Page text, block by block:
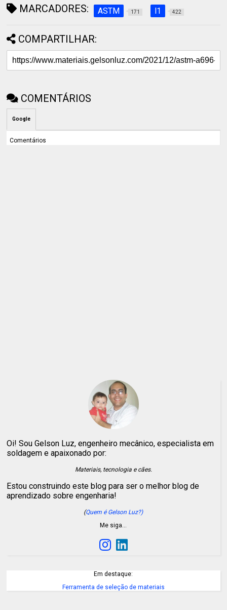
MARCADORES: ASTM 171 l1 422
COMPARTILHAR:
COMENTÁRIOS
Google
Comentários
Oi! Sou Gelson Luz, engenheiro mecânico, especialista em
soldagem e apaixonado por:
Materiais, tecnologia e cães.
Estou construindo este blog para ser o melhor blog de
aprendizado sobre engenharia!
(Quem é Gelson Luz?)
Me siga…
Em destaque:
Ferramenta de seleção de materiais